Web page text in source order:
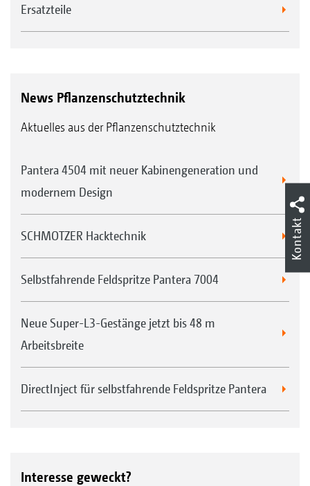
Fahrzeugterminal
AmaDrive 7.0 aktiviert, wird beim Abschalten
Nach dem Wendevorgang wird beim
Einschalten der Düsen auf die
Ersatzteile
News Pflanzenschutztechnik
Aktuelles aus der Pflanzenschutztechnik
Pantera 4504 mit neuer Kabinengeneration und
modernem Design
SCHMOTZER Hacktechnik
Selbstfahrende Feldspritze Pantera 7004
Neue Super-L3-Gestänge jetzt bis 48 m
Arbeitsbreite
DirectInject für selbstfahrende Feldspritze Pantera
Interesse geweckt?
Kontakt